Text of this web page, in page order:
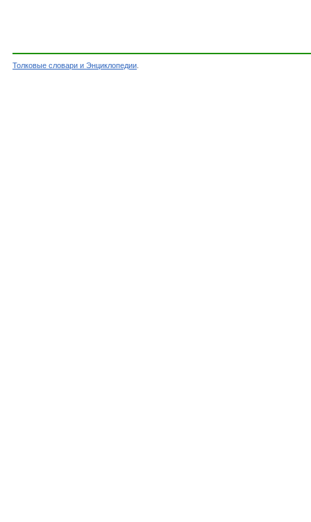
Толковые словари и Энциклопедии